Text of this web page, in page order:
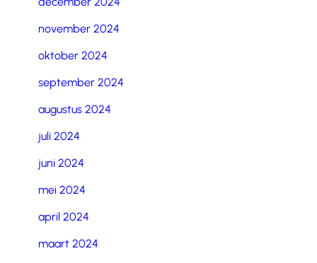
november 2024
oktober 2024
september 2024
augustus 2024
juli 2024
juni 2024
mei 2024
april 2024
maart 2024